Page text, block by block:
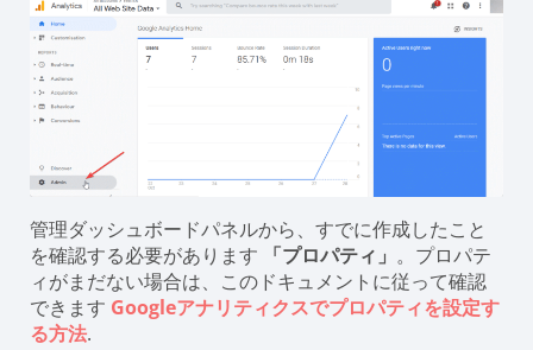
管理ダッシュボードパネルから、すでに作成したこと
を確認する必要があります
「プロパティ」 。プロパテ
ィがまだない場合は、このドキュメントに従って確認
できます Googleアナリティクスでプロパティを設定す
る方法.